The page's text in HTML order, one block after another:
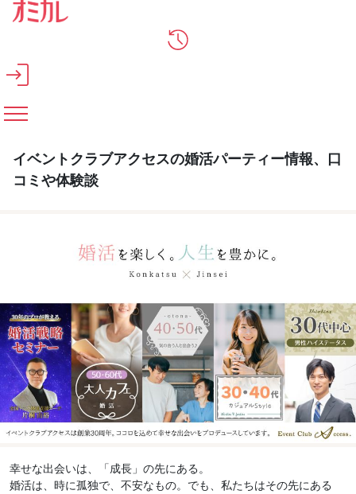
メインコンテンツへスキップ
イベントクラブアクセスの婚活パーティー情報、口
コミや体験談
幸せな出会いは、「成長」の先にある。
婚活は、時に孤独で、不安なもの。でも、私たちはその先にある